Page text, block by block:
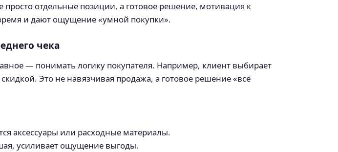
просто отдельные позиции, а готовое решение, мотивация к
и дают ощущение «умной покупки».
чека
— понимать логику покупателя. Например, клиент выбирает
Это не навязчивая продажа, а готовое решение «всё
аксессуары или расходные материалы.
усиливает ощущение выгоды.